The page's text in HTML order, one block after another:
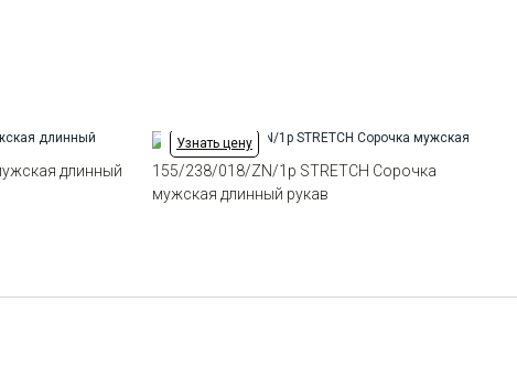
длинный
Узнать цену
155/238/018/ZN/1p STRETCH Сорочка
мужская длинный рукав